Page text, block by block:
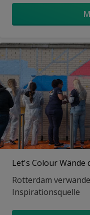
Let's Colour Wände
Rotterdam
Inspirationsquelle